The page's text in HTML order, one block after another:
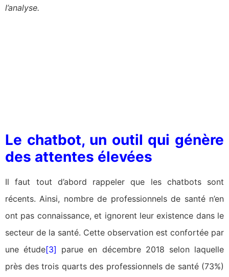
l’analyse.
Le chatbot, un outil qui génère
des attentes élevées
Il faut tout d’abord rappeler que les chatbots sont
récents. Ainsi, nombre de professionnels de santé n’en
ont pas connaissance, et ignorent leur existence dans le
secteur de la santé. Cette observation est confortée par
une étude[3] parue en décembre 2018 selon laquelle
près des trois quarts des professionnels de santé (73%)